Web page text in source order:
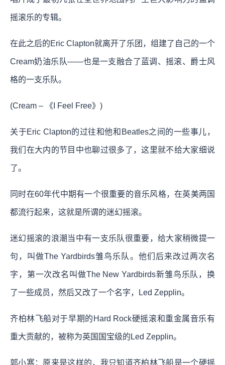
摇滚乐的专辑。
在此之后的Eric Clapton就离开了乐团，组建了自己的一个
Cream奶油乐队——也是一支融合了蓝调、摇滚、爵士风
格的一支乐队。
(Cream – 《I Feel Free》)
关于Eric Clapton的过往和他和Beatles之间的一些事儿，
我们在大内的节目中也聊过很多了，这里就不给大家细说
了。
同时在60年代中期有一个很重要的音乐风格，在英美两国
都流行起来，这就是所谓的迷幻摇滚。
迷幻摇滚的浪潮当中有一支乐队很重要，给大家稍微提一
句，叫做The Yardbirds雏鸟乐队。他们后来改过两次名
字，第一次改名叫做The New Yardbirds新雏鸟乐队，换
了一些成员，然后又改了一个名字，Led Zepplin。
齐柏林飞船对于早期的Hard Rock硬摇滚和重金属音乐有
重大贡献的，被称为英国国宝级的Led Zepplin。
郭小寒：原来是这样的，我只知道齐柏林飞船是一个硬摇